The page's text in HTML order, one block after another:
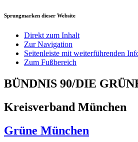
Sprungmarken dieser Website
Direkt zum Inhalt
Zur Navigation
Seitenleiste mit weiterführenden
Zum Fußbereich
BÜNDNIS 90/DIE
Kreisverband München
Grüne München